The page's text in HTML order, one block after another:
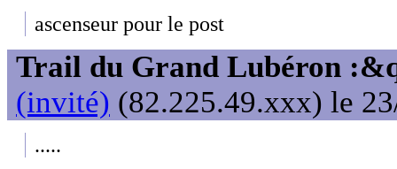
ascenseur pour le post
Trail du Grand Lubéron
(invité) (82.225.49.xxx) le
.....